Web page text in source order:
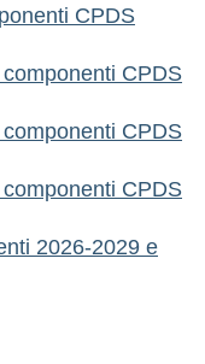
CPDS
CPDS
CPDS
CPDS
2026-2029 e